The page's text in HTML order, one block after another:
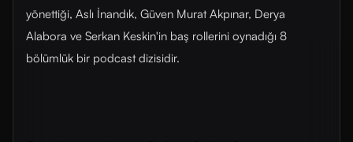
yönettiği, Aslı İnandık, Güven Murat Akpınar, Derya
Alabora ve Serkan Keskin'in baş rollerini oynadığı 8
bölümlük bir podcast dizisidir.